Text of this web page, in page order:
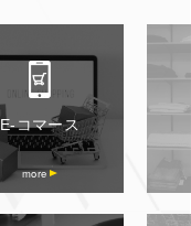
E-コマース
more